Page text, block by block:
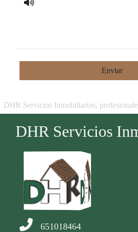
Enviar
DHR Servicios Inmobiliarios,
DHR Servicios
651018464